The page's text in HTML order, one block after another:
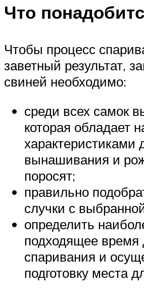
Что
Чтобы процесс
заветный результат,
свиней необходимо:
среди всех самок
которая обладает
характеристиками
вынашивания и
поросят;
правильно
случки с
определить
подходящее время
спаривания и
подготовку места